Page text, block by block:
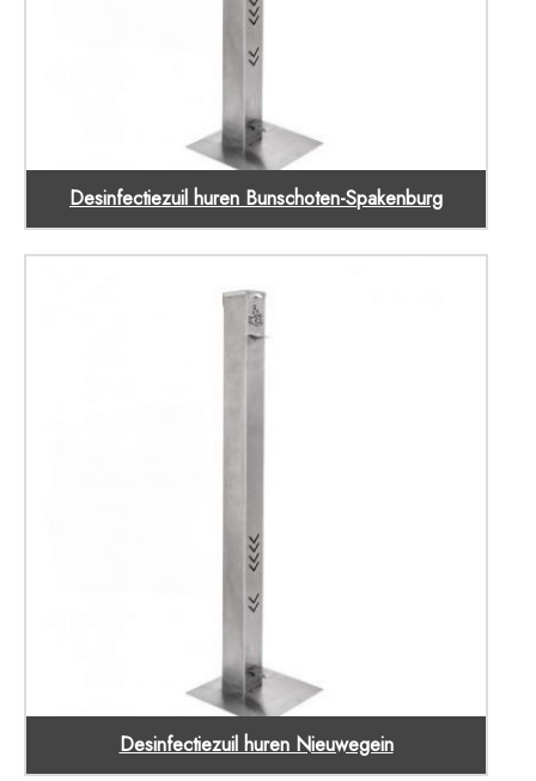
Desinfectiezuil huren Bunschoten-Spakenburg
Desinfectiezuil huren Nieuwegein